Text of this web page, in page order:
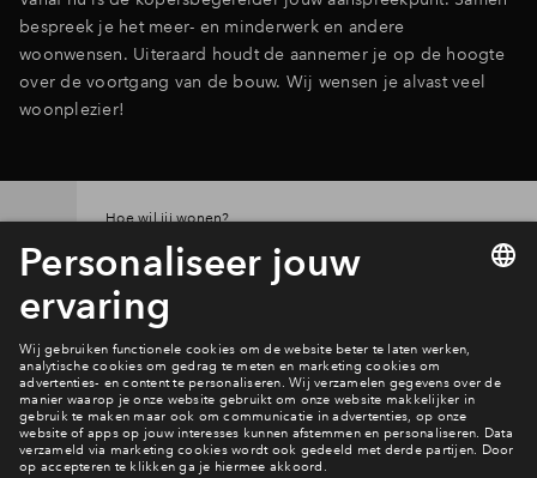
bespreek je het meer- en minderwerk en andere
woonwensen. Uiteraard houdt de aannemer je op de hoogte
over de voortgang van de bouw. Wij wensen je alvast veel
woonplezier!
Hoe wil jij wonen?
Bekijk de woningen
Interesse? Meld je dan snel aan
Hiermee blijf je op de hoogte van het belangrijkste nieuws en
eventuele projecten
Ja, ik wil mij aanmelden